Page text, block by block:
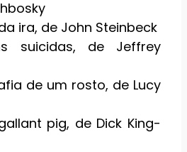
ira, de John Steinbeck
suicidas, de Jeffrey
de um rosto, de Lucy
pig, de Dick King-